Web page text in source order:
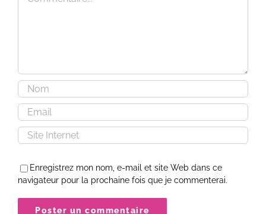
Enregistrez mon nom, e-mail et site Web dans ce
navigateur pour la prochaine fois que je commenterai.